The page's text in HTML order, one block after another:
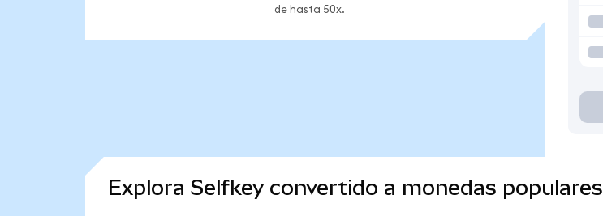
de hasta 50x.
Explora Selfkey convertido a monedas populares